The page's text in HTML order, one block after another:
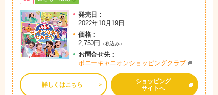
発売日：
2022年10月19日
価格：
2,750円
（税込み）
お問合せ先：
ポニーキャニオンショッピングクラブ
詳しくはこちら
ショッピング
サイトへ